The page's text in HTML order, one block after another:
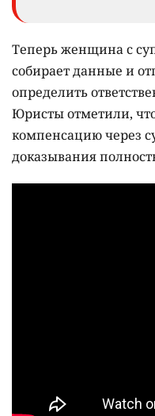
Теперь женщина с
собирает данные и
определить
Юристы отметили,
компенсацию через
доказывания